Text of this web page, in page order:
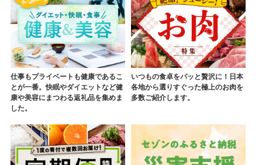
仕事もプライベートも健康であるこ
とが一番。快眠やダイエットなど健
康や美容にまつわる返礼品を集めま
した。
いつもの食卓をパッと贅沢に！日本
各地から選りすぐった極上のお肉を
多数ご紹介します。